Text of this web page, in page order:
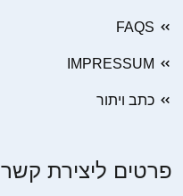
FAQS
IMPRESSUM
כתב ויתור
פרטים ליצירת קשר